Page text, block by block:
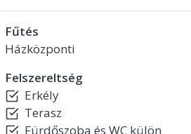
Fűtés
Házközponti
Felszereltség
Erkély
Terasz
Fürdőszoba és WC külön